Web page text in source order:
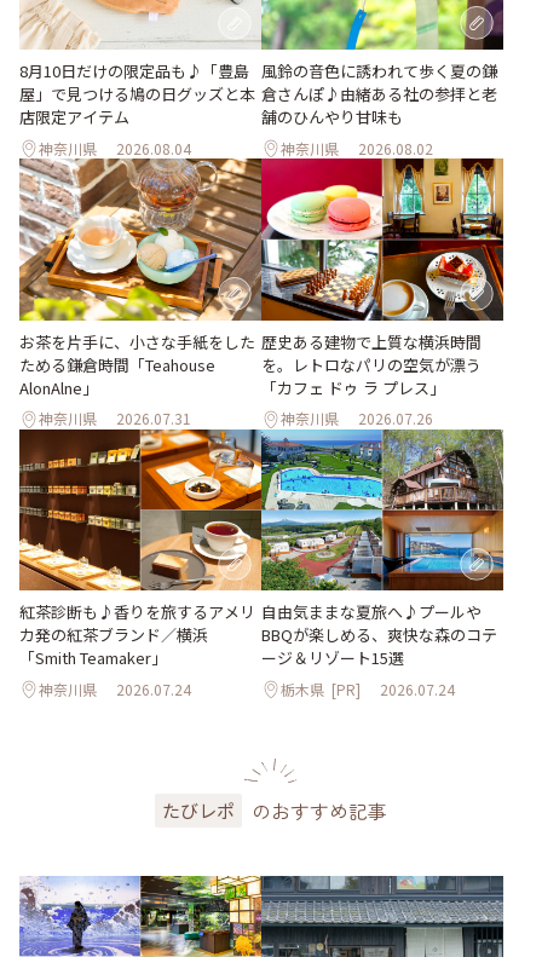
8月10日だけの限定品も♪「豊島
屋」で見つける鳩の日グッズと本
店限定アイテム
神奈川県 2026.08.04
風鈴の音色に誘われて歩く夏の鎌
倉さんぽ♪由緒ある社の参拝と老
舗のひんやり甘味も
神奈川県 2026.08.02
お茶を片手に、小さな手紙をした
ためる鎌倉時間「Teahouse
AlonAlne」
神奈川県 2026.07.31
歴史ある建物で上質な横浜時間
を。レトロなパリの空気が漂う
「カフェ ドゥ ラ プレス」
神奈川県 2026.07.26
紅茶診断も♪香りを旅するアメリ
カ発の紅茶ブランド／横浜
「Smith Teamaker」
神奈川県 2026.07.24
自由気ままな夏旅へ♪プールや
BBQが楽しめる、爽快な森のコテ
ージ＆リゾート15選
栃木県 [PR] 2026.07.24
たびレポ のおすすめ記事